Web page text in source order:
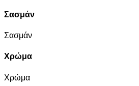
Σασμάν
Σασμάν
Χρώμα
Χρώμα